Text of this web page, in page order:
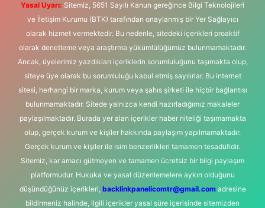
Yasal Uyarı: Sitemiz, 5651 Sayılı Kanun gereğince Bilgi Teknolojileri
ve İletişim Kurumu (BTK) tarafından onaylanmış bir Yer Sağlayıcı
olarak hizmet vermektedir. Bu nedenle, sitedeki içerikleri proaktif
olarak denetleme veya araştırma yükümlülüğümüz bulunmamaktadır.
Ancak, üyelerimiz yazdıkları içeriklerin sorumluluğunu taşımakta olup,
siteye üye olarak bu sorumluluğu kabul etmiş sayılırlar. Bu internet
sitesi, herhangi bir marka, kurum veya şahıs şirketi ile hiçbir bağlantısı
bulunmamaktadır. Sitede yalnızca kendi hazırladığımız makaleler
paylaşılmaktadır. Burada yer alan içerikler haber niteliği taşımamakta
olup, gerçek kurum ve kişiler hakkında paylaşım yapılmamaktadır.
Gerçek kurum ve kişiler ile isim benzerlikleri tamamen tesadüfidir.
Sitemiz, kar amacı gütmeyen ve tamamen ücretsiz bir bilgi paylaşım
platformudur. Hukuka ve yasal düzenlemelere aykırı olduğunu
düşündüğünüz içerikleri, backlinkpanelicomtr@gmail.comadresine
bildirmeniz halinde, ilgili içerikler yasal süre içerisinde sitemizden